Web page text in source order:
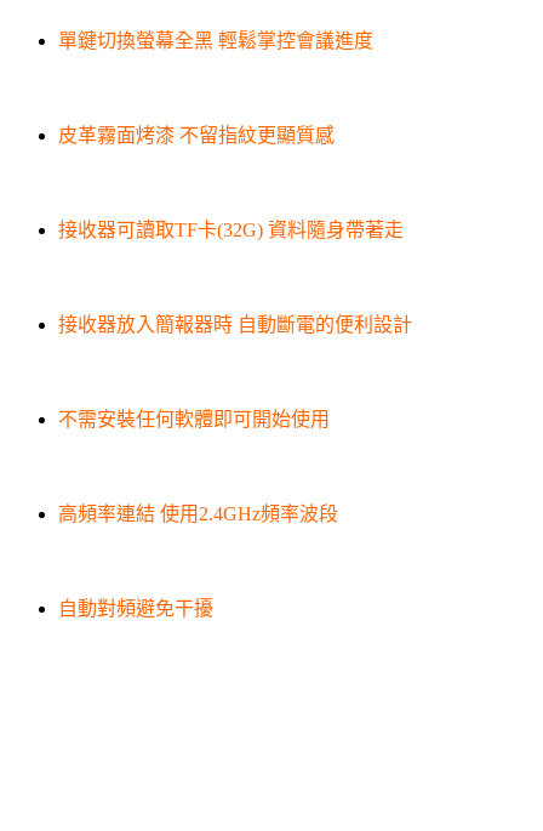
單鍵切換螢幕全黑 輕鬆掌控會議進度
皮革霧面烤漆 不留指紋更顯質感
接收器可讀取TF卡(32G) 資料隨身帶著走
接收器放入簡報器時 自動斷電的便利設計
不需安裝任何軟體即可開始使用
高頻率連結 使用2.4GHz頻率波段
自動對頻避免干擾